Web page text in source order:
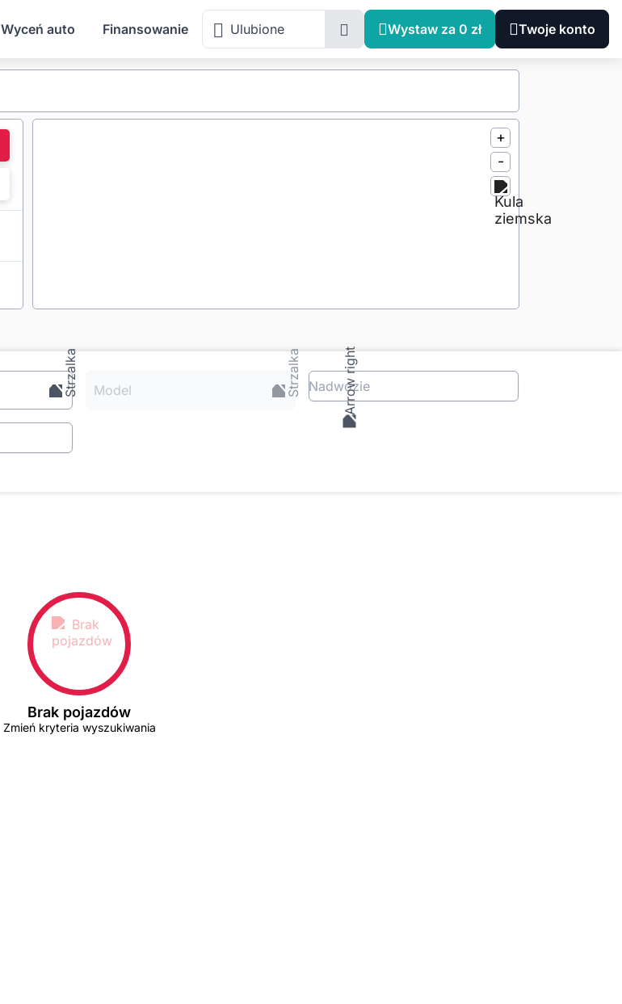
Wyceń auto Finansowanie Ulubione Wystaw za 0 zł Twoje konto
+
-
Model Nadwozie
Brak pojazdów
Zmień kryteria wyszukiwania